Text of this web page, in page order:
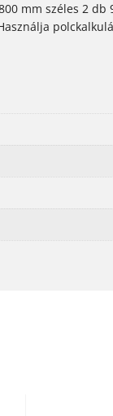
mm széles 2 db